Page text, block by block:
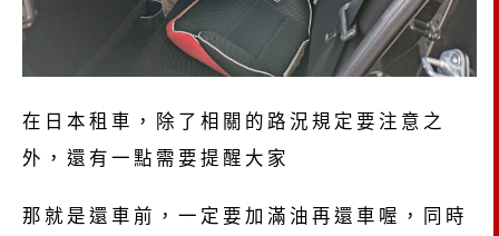
在日本租車，除了相關的路況規定要注意之
外，還有一點需要提醒大家
那就是還車前，一定要加滿油再還車喔，同時